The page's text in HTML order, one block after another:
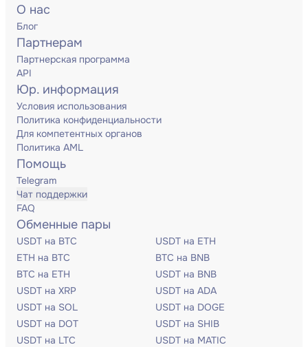
О нас
Блог
Партнерам
Партнерская программа
API
Юр. информация
Условия использования
Политика конфиденциальности
Для компетентных органов
Политика AML
Помощь
Telegram
Чат поддержки
FAQ
Обменные пары
USDT на BTC
USDT на ETH
ETH на BTC
BTC на BNB
BTC на ETH
USDT на BNB
USDT на XRP
USDT на ADA
USDT на SOL
USDT на DOGE
USDT на DOT
USDT на SHIB
USDT на LTC
USDT на MATIC